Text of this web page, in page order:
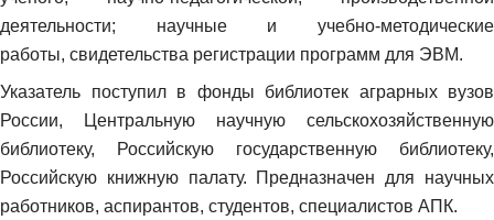
деятельности; научные и учебно-методические
работы, свидетельства регистрации программ для ЭВМ.
Указатель поступил в фонды библиотек аграрных вузов
России, Центральную научную сельскохозяйственную
библиотеку, Российскую государственную библиотеку,
Российскую книжную палату. Предназначен для научных
работников, аспирантов, студентов, специалистов АПК.